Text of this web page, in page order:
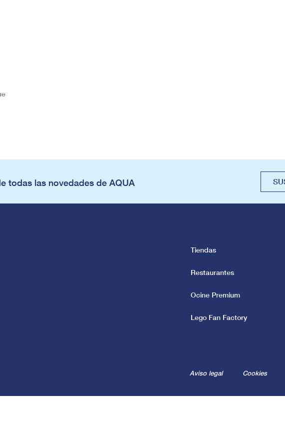
todas las novedades de AQUA
Tiendas
Restaurantes
Ocine Premium
Lego Fan Factory
Aviso legal Cookies